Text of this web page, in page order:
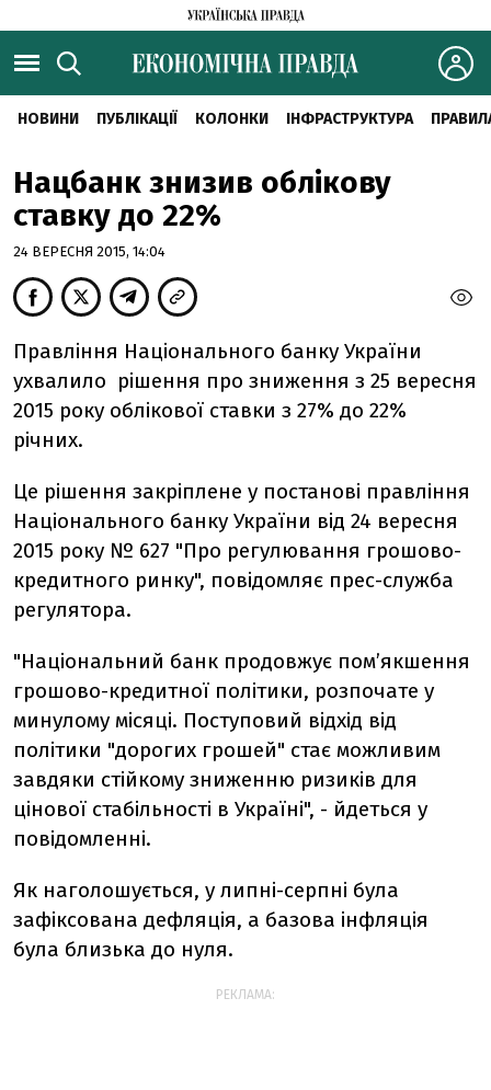
НОВИНИ ПУБЛІКАЦІЇ КОЛОНКИ ІНФРАСТРУКТУРА
Нацбанк знизив облікову
ставку до 22%
24 ВЕРЕСНЯ 2015, 14:04
Правління Національного банку України
ухвалило рішення про зниження з 25 вересня
2015 року облікової ставки з 27% до 22%
річних.
Це рішення закріплене у постанові правління
Національного банку України від 24 вересня
2015 року № 627 "Про регулювання грошово-
кредитного ринку", повідомляє прес-служба
регулятора.
"Національний банк продовжує пом’якшення
грошово-кредитної політики, розпочате у
минулому місяці. Поступовий відхід від
політики "дорогих грошей" стає можливим
завдяки стійкому зниженню ризиків для
цінової стабільності в Україні", - йдеться у
повідомленні.
Як наголошується, у липні-серпні була
зафіксована дефляція, а базова інфляція
була близька до нуля.
РЕКЛАМА: